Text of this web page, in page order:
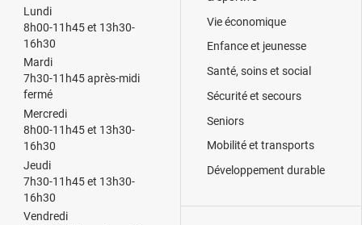
Lundi
8h00-11h45 et 13h30-
16h30
Mardi
7h30-11h45 après-midi
fermé
Mercredi
8h00-11h45 et 13h30-
16h30
Jeudi
7h30-11h45 et 13h30-
16h30
Vendredi
Vie économique
Enfance et jeunesse
Santé, soins et social
Sécurité et secours
Seniors
Mobilité et transports
Développement durable